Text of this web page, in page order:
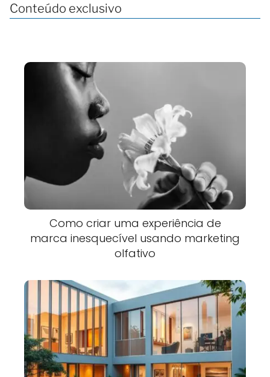
Conteúdo exclusivo
Como criar uma experiência de
marca inesquecível usando marketing
olfativo